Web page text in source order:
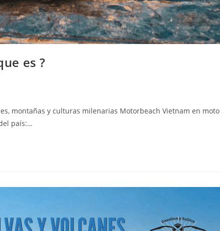
es ?
montañas y culturas milenarias Motorbeach Vietnam en moto
país:…